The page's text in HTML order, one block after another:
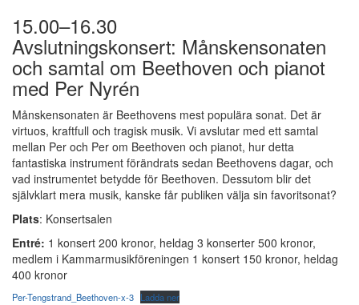
15.00–16.30
Avslutningskonsert: Månskensonaten
och samtal om Beethoven och pianot
med Per Nyrén
Månskensonaten är Beethovens mest populära sonat. Det är
virtuos, kraftfull och tragisk musik. Vi avslutar med ett samtal
mellan Per och Per om Beethoven och pianot, hur detta
fantastiska instrument förändrats sedan Beethovens dagar, och
vad instrumentet betydde för Beethoven. Dessutom blir det
självklart mera musik, kanske får publiken välja sin favoritsonat?
Plats: Konsertsalen
Entré: 1 konsert 200 kronor, heldag 3 konserter 500 kronor,
medlem i Kammarmusikföreningen 1 konsert 150 kronor, heldag
400 kronor
Per-Tengstrand_Beethoven-x-3 Ladda ner